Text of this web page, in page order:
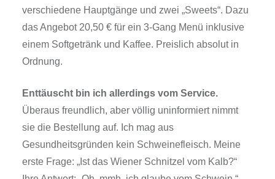
verschiedene Hauptgänge und zwei „Sweets“. Dazu
das Angebot 20,50 € für ein 3-Gang Menü inklusive
einem Softgetränk und Kaffee. Preislich absolut in
Ordnung.
Enttäuscht bin ich allerdings vom Service.
Überaus freundlich, aber völlig uninformiert nimmt
sie die Bestellung auf. Ich mag aus
Gesundheitsgründen kein Schweinefleisch. Meine
erste Frage: „Ist das Wiener Schnitzel vom Kalb?“